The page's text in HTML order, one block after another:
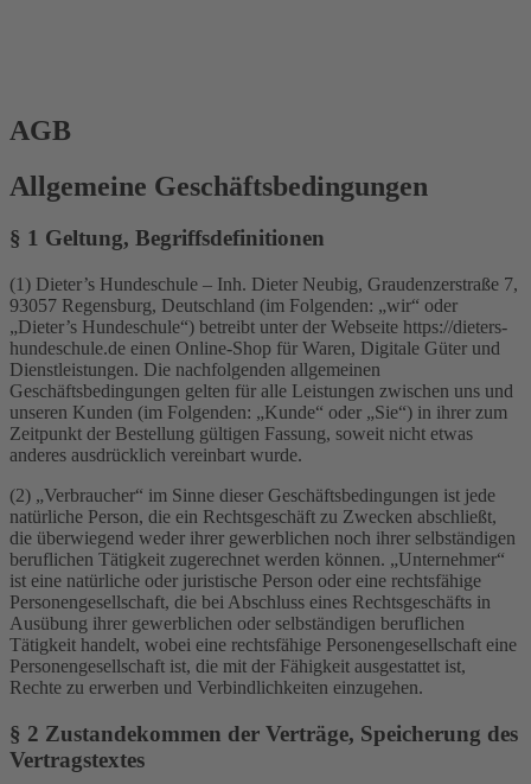
AGB
Allgemeine Geschäftsbedingungen
§ 1 Geltung, Begriffsdefinitionen
(1) Dieter’s Hundeschule – Inh. Dieter Neubig, Graudenzerstraße 7,
93057 Regensburg, Deutschland (im Folgenden: „wir“ oder
„Dieter’s Hundeschule“) betreibt unter der Webseite https://dieters-
hundeschule.de einen Online-Shop für Waren, Digitale Güter und
Dienstleistungen. Die nachfolgenden allgemeinen
Geschäftsbedingungen gelten für alle Leistungen zwischen uns und
unseren Kunden (im Folgenden: „Kunde“ oder „Sie“) in ihrer zum
Zeitpunkt der Bestellung gültigen Fassung, soweit nicht etwas
anderes ausdrücklich vereinbart wurde.
(2) „Verbraucher“ im Sinne dieser Geschäftsbedingungen ist jede
natürliche Person, die ein Rechtsgeschäft zu Zwecken abschließt,
die überwiegend weder ihrer gewerblichen noch ihrer selbständigen
beruflichen Tätigkeit zugerechnet werden können. „Unternehmer“
ist eine natürliche oder juristische Person oder eine rechtsfähige
Personengesellschaft, die bei Abschluss eines Rechtsgeschäfts in
Ausübung ihrer gewerblichen oder selbständigen beruflichen
Tätigkeit handelt, wobei eine rechtsfähige Personengesellschaft eine
Personengesellschaft ist, die mit der Fähigkeit ausgestattet ist,
Rechte zu erwerben und Verbindlichkeiten einzugehen.
§ 2 Zustandekommen der Verträge, Speicherung des
Vertragstextes